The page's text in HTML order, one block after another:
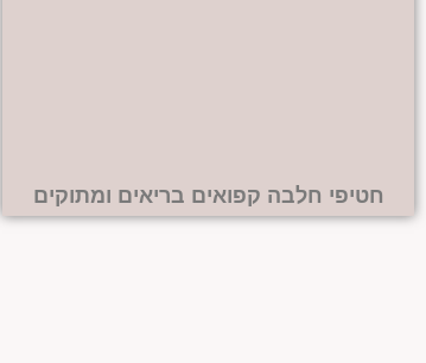
חטיפי חלבה קפואים בריאים ומתוקים